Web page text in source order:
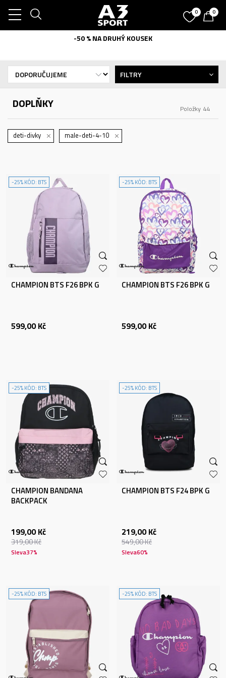
0 0
-50 % NA DRUHÝ KOUSEK
DOPLŇKY 44
Položky
FILTRY
deti-divky male-deti-4-10
-25% KÓD: BTS
CHAMPION BTS F26 BPK G
599,00 Kč
-25% KÓD: BTS
CHAMPION BTS F26 BPK G
599,00 Kč
-25% KÓD: BTS
CHAMPION BANDANA
BACKPACK
199,00 Kč
319,00Kč
Sleva37%
-25% KÓD: BTS
CHAMPION BTS F24 BPK G
219,00 Kč
549,00Kč
Sleva60%
-25% KÓD: BTS -25% KÓD: BTS